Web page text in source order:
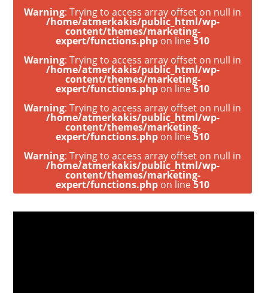
Warning: Trying to access array offset on null in
/home/atmerkakis/public_html/wp-
content/themes/marketing-
expert/functions.php on line510
Warning: Trying to access array offset on null in
/home/atmerkakis/public_html/wp-
content/themes/marketing-
expert/functions.php on line510
Warning: Trying to access array offset on null in
/home/atmerkakis/public_html/wp-
content/themes/marketing-
expert/functions.php on line510
Warning: Trying to access array offset on null in
/home/atmerkakis/public_html/wp-
content/themes/marketing-
expert/functions.php on line510